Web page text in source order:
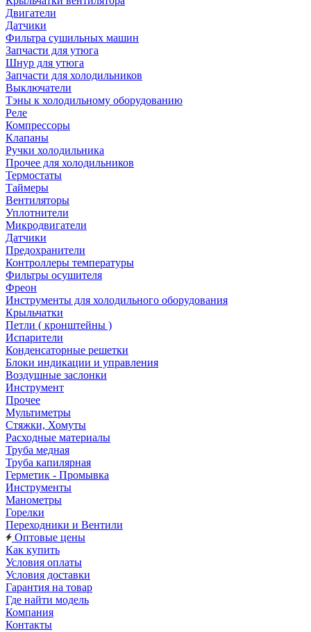
Двигатели
Датчики
Фильтра сушильных машин
Запчасти для утюга
Шнур для утюга
Запчасти для холодильников
Выключатели
Тэны к холодильному оборудованию
Реле
Компрессоры
Клапаны
Ручки холодильника
Прочее для холодильников
Термостаты
Таймеры
Вентиляторы
Уплотнители
Микродвигатели
Датчики
Предохранители
Контроллеры температуры
Фильтры осушителя
Фреон
Инструменты для холодильного оборудования
Крыльчатки
Петли ( кронштейны )
Испарители
Конденсаторные решетки
Блоки индикации и управления
Воздушные заслонки
Инструмент
Прочее
Мультиметры
Стяжки, Хомуты
Расходные материалы
Труба медная
Труба капилярная
Герметик - Промывка
Инструменты
Манометры
Горелки
Переходники и Вентили
Оптовые цены
Как купить
Условия оплаты
Условия доставки
Гарантия на товар
Где найти модель
Компания
Контакты